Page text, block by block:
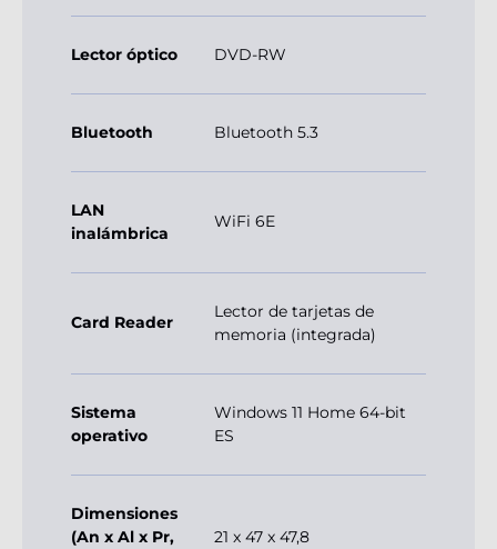
Lector óptico DVD-RW
Bluetooth Bluetooth 5.3
LAN
inalámbrica
WiFi 6E
Card Reader
Lector de tarjetas de
memoria (integrada)
Sistema
operativo
Windows 11 Home 64-bit
ES
Dimensiones
(An x Al x Pr,
21 x 47 x 47,8